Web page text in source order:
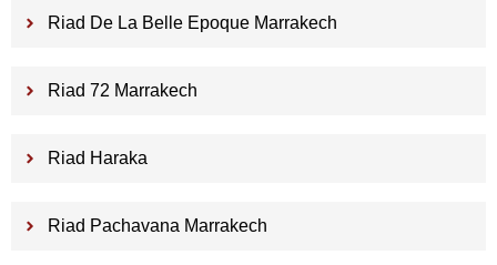
Riad De La Belle Epoque Marrakech
Riad 72 Marrakech
Riad Haraka
Riad Pachavana Marrakech